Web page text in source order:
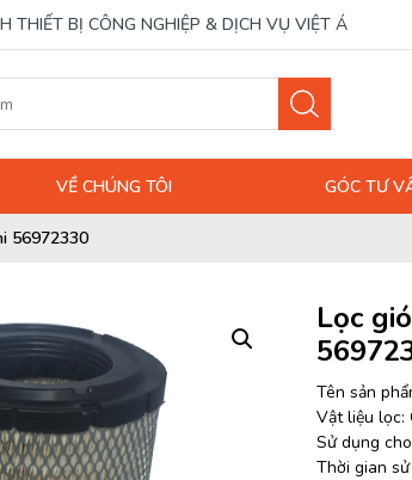
THIẾT BỊ CÔNG NGHIỆP & DỊCH VỤ VIỆT Á
VỀ CHÚNG TÔI GÓC TƯ
56972330
Lọc
Tên sản
Vật liệu lọc:
Sử dụng
Thời gian